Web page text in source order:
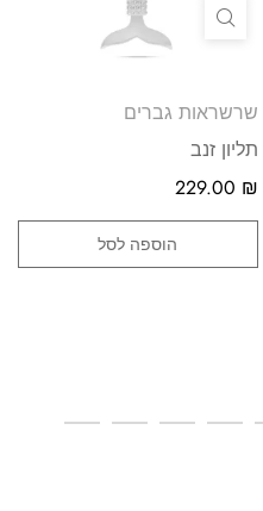
שרשראות גברים
תליון זנב
229.00 ₪
הוספה לסל